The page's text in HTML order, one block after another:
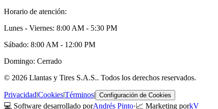
Horario de atención:
Lunes - Viernes: 8:00 AM - 5:30 PM
Sábado: 8:00 AM - 12:00 PM
Domingo: Cerrado
© 2026 Llantas y Tires S.A.S.. Todos los derechos reservados.
Privacidad|Cookies|Términos| Configuración de Cookies
💻 Software desarrollado porAndrés Pinto·📈 Marketing porkV